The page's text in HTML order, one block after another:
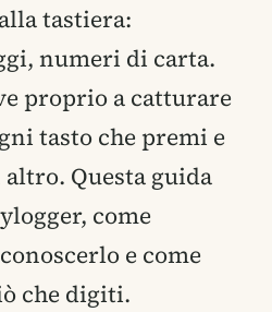
tastiera:
numeri di carta.
proprio a catturare
tasto che premi e
Questa guida
come
e come
che digiti.